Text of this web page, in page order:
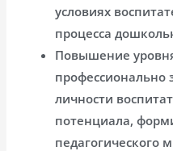
условиях
процесса
Повышение
профессионально
личности
потенциала,
педагогического